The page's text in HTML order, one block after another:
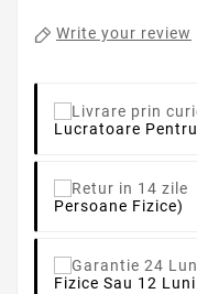
Write your review
Lucratoare
Persoane Fizice)
Fizice Sau 12